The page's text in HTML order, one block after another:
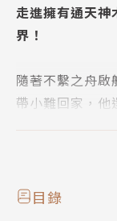
走進擁有通天神
界！
隨著不繫之舟啟
帶小難回家，他
本集中，上岸停
目錄